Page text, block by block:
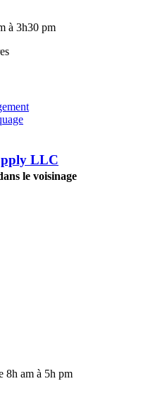
à 3h30 pm
LLC
le voisinage
8h am à 5h pm